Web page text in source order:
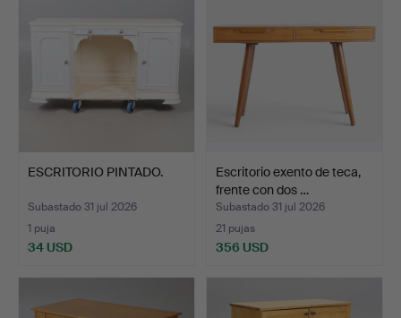
ESCRITORIO PINTADO.
Subastado 31 jul 2026
1 puja
34 USD
Escritorio exento de teca,
frente con dos …
Subastado 31 jul 2026
21 pujas
356 USD